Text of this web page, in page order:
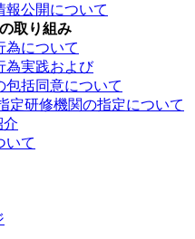
報公開について
取り組み
為について
為実践および
包括同意について
定研修機関の指定について
介
いて